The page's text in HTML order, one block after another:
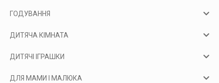
ГОДУВАННЯ
ДИТЯЧА КІМНАТА
ДИТЯЧІ ІГРАШКИ
ДЛЯ МАМИ І МАЛЮКА